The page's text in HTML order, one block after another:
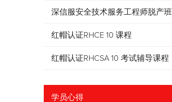
深信服安全技术服务工程师脱产班
红帽认证RHCE 10 课程
红帽认证RHCSA 10 考试辅导课程
学员心得